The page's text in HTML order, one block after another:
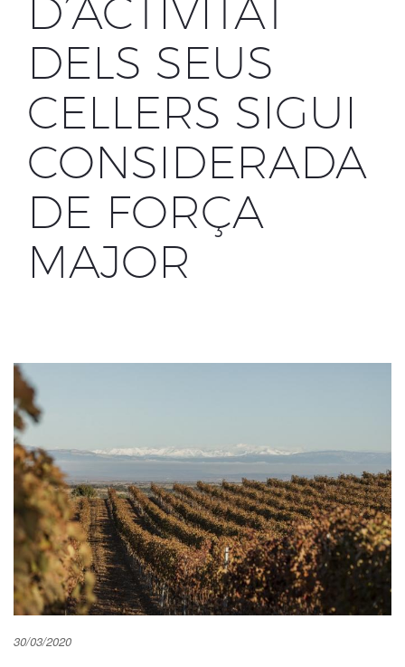
D’ACTIVITAT
DELS SEUS
CELLERS SIGUI
CONSIDERADA
DE FORÇA
MAJOR
30/03/2020